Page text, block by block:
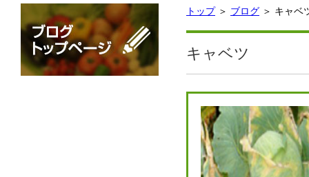
トップ＞ ブログ ＞ キャベ
キャベツ